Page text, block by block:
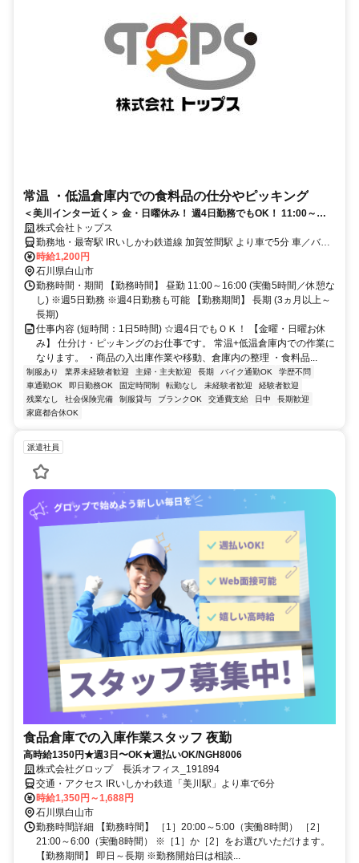
常温 ・低温倉庫内での食料品の仕分やピッキング
＜美川インター近く＞ 金・日曜休み！ 週4日勤務でもOK！ 11:00～
16:00の5時間勤務！
株式会社トップス
勤務地・最寄駅 IRいしかわ鉄道線 加賀笠間駅 より車で5分 車／バイ
ク／自転車通勤OK！
時給1,200円
石川県白山市
勤務時間・期間 【勤務時間】 昼勤 11:00～16:00 (実働5時間／休憩な
し) ※週5日勤務 ※週4日勤務も可能 【勤務期間】 長期 (3ヵ月以上～
長期)
仕事内容 (短時間：1日5時間) ☆週4日でもＯＫ！ 【金曜・日曜お休
み】 仕分け・ピッキングのお仕事です。 常温+低温倉庫内での作業に
なります。 ・商品の入出庫作業や移動、倉庫内の整理 ・食料品...
制服あり 業界未経験者歓迎 主婦・主夫歓迎 長期 バイク通勤OK
学歴不問
車通勤OK
即日勤務OK 固定時間制 転勤なし 未経験者歓迎
経験者歓迎
残業なし
社会保険完備 制服貸与 ブランクOK 交通費支給 日中
長期歓迎
家庭都合休OK
派遣社員
食品倉庫での入庫作業スタッフ 夜勤
高時給1350円★週3日〜OK★週払いOK/NGH8006
株式会社グロップ 長浜オフィス_191894
交通・アクセス IRいしかわ鉄道「美川駅」より車で6分
時給1,350円～1,688円
石川県白山市
勤務時間詳細 【勤務時間】 ［1］20:00～5:00（実働8時間） ［2］
21:00～6:00（実働8時間） ※［1］か［2］をお選びいただけます。
【勤務期間】 即日～長期 ※勤務開始日は相談...